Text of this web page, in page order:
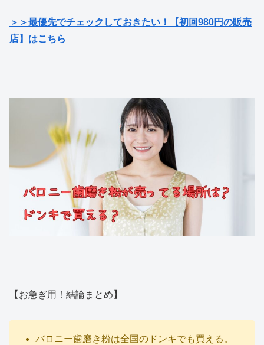
＞＞最優先でチェックしておきたい！【初回980円の販売
店】はこちら
【お急ぎ用！結論まとめ】
バロニー歯磨き粉は全国のドンキでも買える。